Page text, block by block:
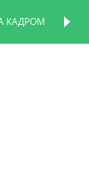
КАДРОМ